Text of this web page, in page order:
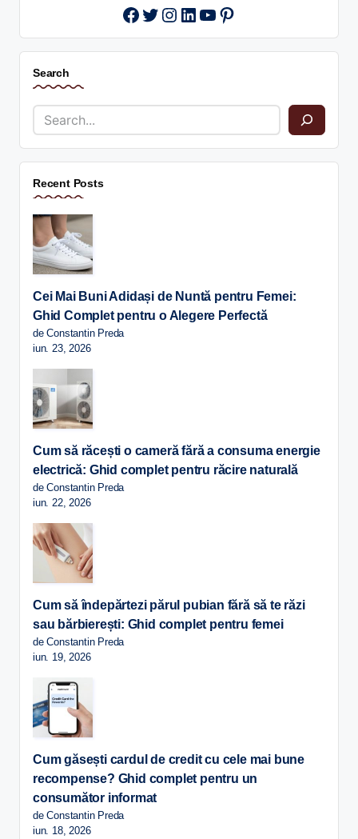
Twitter
Instagram
LinkedIn
YouTube
Pinterest
Search
Recent Posts
Cei Mai Buni Adidași de Nuntă pentru Femei:
Ghid Complet pentru o Alegere Perfectă
de Constantin Preda
iun. 23, 2026
Cum să răcești o cameră fără a consuma energie
electrică: Ghid complet pentru răcire naturală
de Constantin Preda
iun. 22, 2026
Cum să îndepărtezi părul pubian fără să te răzi
sau bărbierești: Ghid complet pentru femei
de Constantin Preda
iun. 19, 2026
Cum găsești cardul de credit cu cele mai bune
recompense? Ghid complet pentru un
consumător informat
de Constantin Preda
iun. 18, 2026